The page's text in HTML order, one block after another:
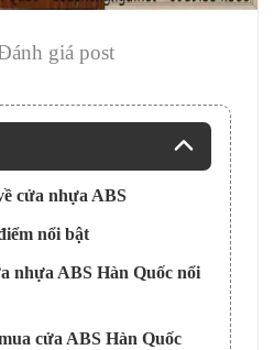
giá post
cửa nhựa ABS
nổi bật
nhựa ABS Hàn Quốc nổi
cửa ABS Hàn Quốc